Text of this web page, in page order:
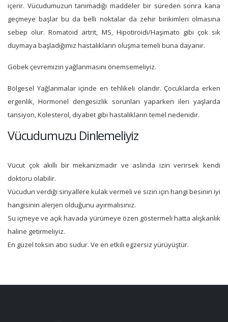
içerir. Vücudumuzun tanımadığı maddeler bir süreden sonra kana
geçmeye başlar bu da belli noktalar da zehir birikimleri olmasına
sebep olur. Romatoid artrit, MS, Hipotiroidi/Haşimato gibi çok sık
duymaya başladığımız hastalıkların oluşma temeli buna dayanır.
Göbek çevremizin yağlanmasını önemsemeliyiz.
Bölgesel Yağlanmalar içinde en tehlikeli olandır. Çocuklarda erken
ergenlik, Hormonel dengesizlik sorunları yaparken ileri yaşlarda
tansiyon, Kolesterol, diyabet gibi hastalıkların temel nedenidir.
Vücudumuzu Dinlemeliyiz
Vücut çok akıllı bir mekanizmadır ve aslında izin verirsek kendi
doktoru olabilir.
Vücudun verdiği sinyallere kulak vermeli ve sizin için hangi besinin iyi
hangisinin alerjen olduğunu ayırmalısınız.
Su içmeye ve açık havada yürümeye özen göstermeli hatta alışkanlık
haline getirmeliyiz.
En güzel toksin atıcı sudur. Ve en etkili egzersiz yürüyüştür.